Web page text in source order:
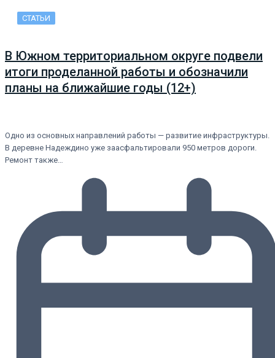
СТАТЬИ
В Южном территориальном округе подвели
итоги проделанной работы и обозначили
планы на ближайшие годы (12+)
Одно из основных направлений работы — развитие инфраструктуры.
В деревне Надеждино уже заасфальтировали 950 метров дороги.
Ремонт также…